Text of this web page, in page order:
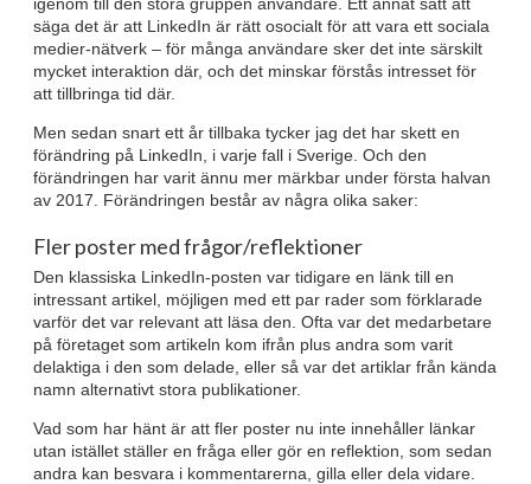
igenom till den stora gruppen användare. Ett annat sätt att
säga det är att LinkedIn är rätt osocialt för att vara ett sociala
medier-nätverk – för många användare sker det inte särskilt
mycket interaktion där, och det minskar förstås intresset för
att tillbringa tid där.
Men sedan snart ett år tillbaka tycker jag det har skett en
förändring på LinkedIn, i varje fall i Sverige. Och den
förändringen har varit ännu mer märkbar under första halvan
av 2017. Förändringen består av några olika saker:
Fler poster med frågor/reflektioner
Den klassiska LinkedIn-posten var tidigare en länk till en
intressant artikel, möjligen med ett par rader som förklarade
varför det var relevant att läsa den. Ofta var det medarbetare
på företaget som artikeln kom ifrån plus andra som varit
delaktiga i den som delade, eller så var det artiklar från kända
namn alternativt stora publikationer.
Vad som har hänt är att fler poster nu inte innehåller länkar
utan istället ställer en fråga eller gör en reflektion, som sedan
andra kan besvara i kommentarerna, gilla eller dela vidare.